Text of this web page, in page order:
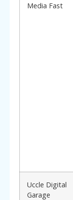
Media Fast
Uccle Digital
Garage